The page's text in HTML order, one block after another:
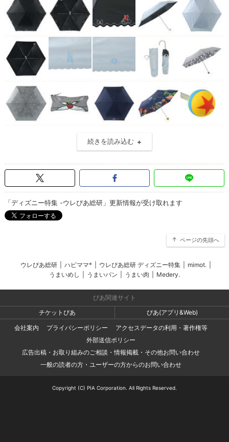
続きを読み込む
「ディズニー特集 -ウレぴあ総研」更新情報が受け取れます
ページの先頭へ
ウレぴあ総研 ハピママ* ウレぴあ総研 ディズニー特集 mimot.
うまいめし
うまいパン うまい肉 Medery.
ぴあ関連サイト
チケットぴあ
ぴあ(アプリ&Web)
会社案内
プライバシーポリシー
アクセスデータの利用・著作権等
外部送信ポリシー
広告出稿・お取り組みのご相談・情報掲載・その他お問い合わせ
一般の読者の方・ユーザーの方からのお問い合わせ
Copyright (C) PIA Corporation. All Rights Reserved.